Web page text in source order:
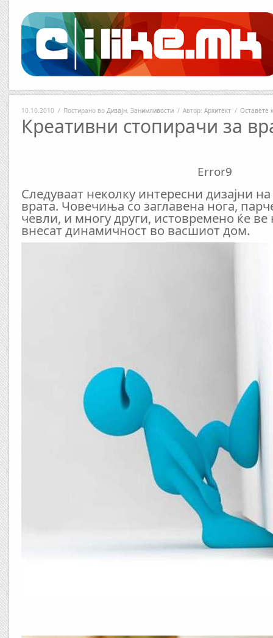
10.10.2010 / Постирано во Дизајн, Занимливости / Автор: Архитект / Оставете
Креативни стопирачи за
Error9
Следуваат неколку интересни дизајни
врата. Човечиња со заглавена нога,
чевли, и многу други, истовремено ќе ве
внесат динамичност во васшиот дом.